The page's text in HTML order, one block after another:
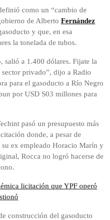
como un “cambio de
de Alberto Fernández
y que, en esa
la tonelada de tubos.
salió a 1.400 dólares. Fijate la
privado”, dijo a Radio
para el gasoducto a Río Negro
por USD S03 millones para
pasó un presupuesto más
donde, a pesar de
ex empleado Horacio Marín y
Rocca no logró hacerse de
licitación que YPF operó
construcción del gasoducto